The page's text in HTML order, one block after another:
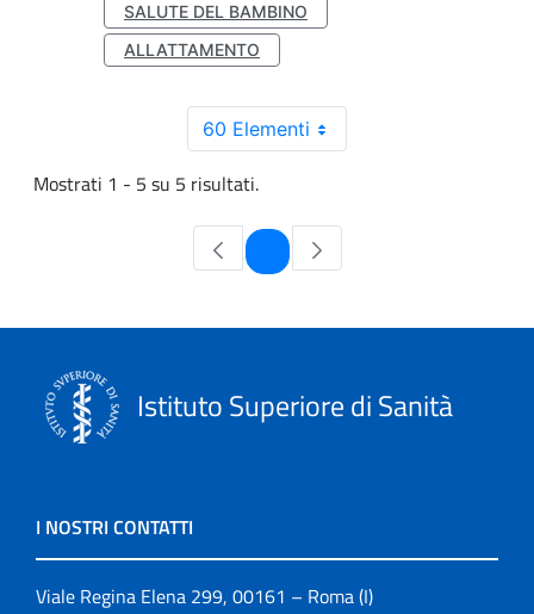
SALUTE DEL BAMBINO
ALLATTAMENTO
60 Elementi
Mostrati 1 - 5 su 5 risultati.
Pagina
Istituto Superiore di Sanità
I NOSTRI CONTATTI
Viale Regina Elena 299, 00161 – Roma (I)